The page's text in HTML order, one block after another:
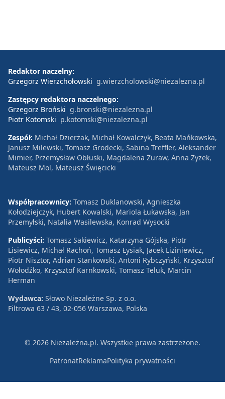
Redaktor naczelny:
Grzegorz Wierzchołowski g.wierzcholowski@niezalezna.pl
Zastępcy redaktora naczelnego:
Grzegorz Broński g.bronski@niezalezna.pl
Piotr Kotomski p.kotomski@niezalezna.pl
Zespół: Michał Dzierżak, Michał Kowalczyk, Beata Mańkowska,
Janusz Milewski, Tomasz Grodecki, Sabina Treffler, Aleksander
Mimier, Przemysław Obłuski, Magdalena Żuraw, Anna Zyzek,
Mateusz Mol, Mateusz Święcicki
Współpracownicy: Tomasz Duklanowski, Agnieszka
Kołodziejczyk, Hubert Kowalski, Mariola Łukawska, Jan
Przemyłski, Natalia Wasilewska, Konrad Wysocki
Publicyści: Tomasz Sakiewicz, Katarzyna Gójska, Piotr
Lisiewicz, Michał Rachoń, Tomasz Łysiak, Jacek Liziniewicz,
Piotr Nisztor, Adrian Stankowski, Antoni Rybczyński, Krzysztof
Wołodźko, Krzysztof Karnkowski, Tomasz Teluk, Marcin
Herman
Wydawca: Słowo Niezależne Sp. z o.o.
Filtrowa 63 / 43, 02-056 Warszawa, Polska
© 2026 Niezależna.pl. Wszystkie prawa zastrzeżone.
PatronatReklamaPolityka prywatności